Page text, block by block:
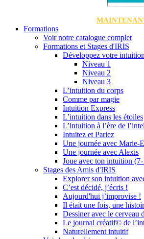
Formations
Voir notre catalogue complet
Formations et Stages d'IRIS
Développez votre intuition
Niveau 1
Niveau 2
Niveau 3
L’intuition du corps
Comme par magie
Intuition Express
L’intuition dans les étoiles
L’intuition à l’ère de
Intuitez et Pariez
Une journée avec Marie-
Une journée avec Alexis
Joue avec ton intuition
Stages des Amis d'IRIS
Explorer son intuition
C’est décidé, j’écris !
Aujourd'hui j’improvise !
Il était une fois, une
Dessiner avec le cerveau
Le journal créatif© de
Naturellement intuitif